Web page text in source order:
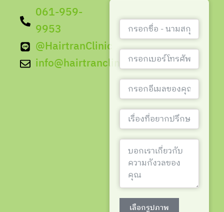
061-959-
9953
@HairtranClinic
info@hairtranclinic.com
เลือกรูปภาพ